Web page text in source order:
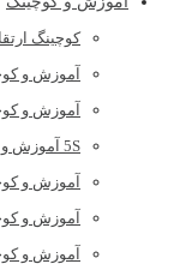
کوچینگ
آموزش و
آموزش و
5S آموزش و کوچینگ آراستگی محیط کار
آموزش و
آموزش و
آموزش و